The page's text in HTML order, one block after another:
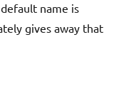
default name is
gives away that